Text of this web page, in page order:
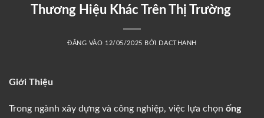
Thương Hiệu Khác Trên Thị Trường
ĐĂNG VÀO 12/05/2025 BỞI DACTHANH
Giới Thiệu
Trong ngành xây dựng và công nghiệp, việc lựa chọn ống